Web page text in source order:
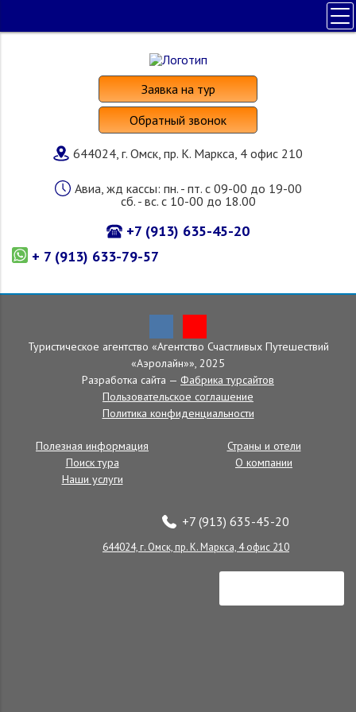
Заявка на тур
Обратный звонок
644024, г. Омск, пр. К. Маркса, 4 офис 210
Авиа, жд кассы: пн. - пт. с 09-00 до 19-00
сб. - вс. с 10-00 до 18.00
+7 (913) 635-45-20
+ 7 (913) 633-79-57
ПОИСК ТУРА
НАШИ УСЛУГИ
СТРАНЫ И ОТЕЛИ
О КОМПАНИИ
Главная»Страны и отели»Россия»Крым »Пансионаты
Пансионаты
Туристическое агентство «Агентство Счастливых Путешествий
«Аэролайн»», 2025
Разработка сайта — Фабрика турсайтов
Пользовательское соглашение
Политика конфиденциальности
Полезная информация
Поиск тура
Наши услуги
Страны и отели
О компании
+7 (913) 635-45-20
644024, г. Омск, пр. К. Маркса, 4 офис 210